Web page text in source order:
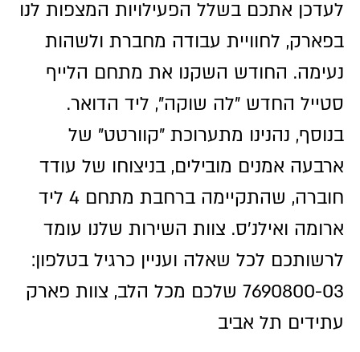
לעדכן אתכם בשלל הפעילויות המצפות לנו
בפארק, לחוויית עבודה מחברת ולשהות
נעימה. החודש השקנו את מתחם הלייף
סטייל החדש "לה שוקה", ליד הדואר.
בנוסף, נהנינו מתערוכת "קוורטט" של
ארבעה אמנים מובילים, בניצוחו של עודד
חוברה, שהתקיימה ברחבת מתחם 4 ליד
ארומה ואילנ'ס. צוות השירות שלנו עומד
לרשותכם לכל שאלה ועניין כרגיל בטלפון:
7690800-03 שלכם מכל הלב, צוות פארק
עתידים תל אביב